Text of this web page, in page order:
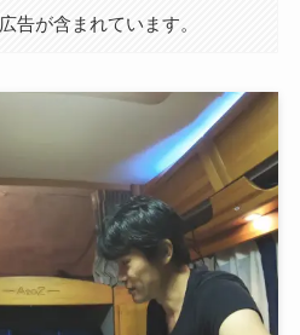
告が含まれています。